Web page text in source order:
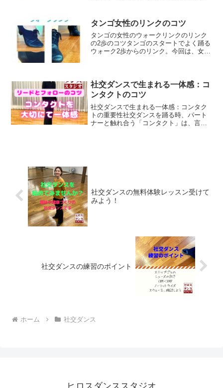
タンゴ女性のリンクのコツ
タンゴの女性のウォークリンクのリンク
の2歩のコツタンゴのスタートでよく踊る
ウォーク2歩からのリンク。今回は、女性
め方向への移動が、タ...
社交ダンスで生まれる一体感：コ
ンタクトのコツ
社交ダンスで生まれる一体感：コンタク
トの重要性社交ダンスを踊る時、パート
ナーと触れ合う「コンタクト」は、言葉
社交ダンスの無料体験レッスン受けて
みよう！
社交ダンスの練習のポイント
ホーム 社交ダンス